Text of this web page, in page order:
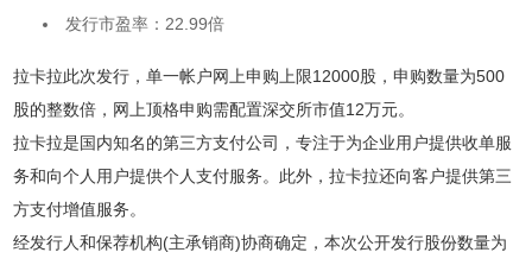
发行市盈率：22.99倍
拉卡拉此次发行，单一帐户网上申购上限12000股，申购数量为500
股的整数倍，网上顶格申购需配置深交所市值12万元。
拉卡拉是国内知名的第三方支付公司，专注于为企业用户提供收单服
务和向个人用户提供个人支付服务。此外，拉卡拉还向客户提供第三
方支付增值服务。
经发行人和保荐机构(主承销商)协商确定，本次公开发行股份数量为